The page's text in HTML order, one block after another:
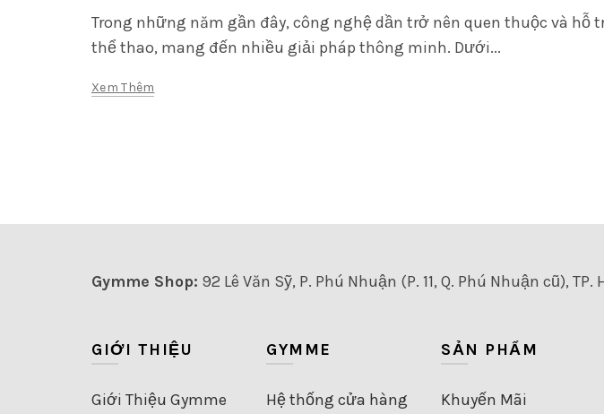
Trong những năm gần đây, công nghệ dần trở nên quen thuộc và hỗ
thể thao, mang đến nhiều giải pháp thông minh. Dưới...
Xem Thêm
Gymme Shop: 92 Lê Văn Sỹ, P. Phú Nhuận (P. 11, Q. Phú Nhuận cũ), TP.
GIỚI THIỆU
Giới Thiệu Gymme
GYMME
Hệ thống cửa hàng
SẢN PHẨM
Khuyến Mãi